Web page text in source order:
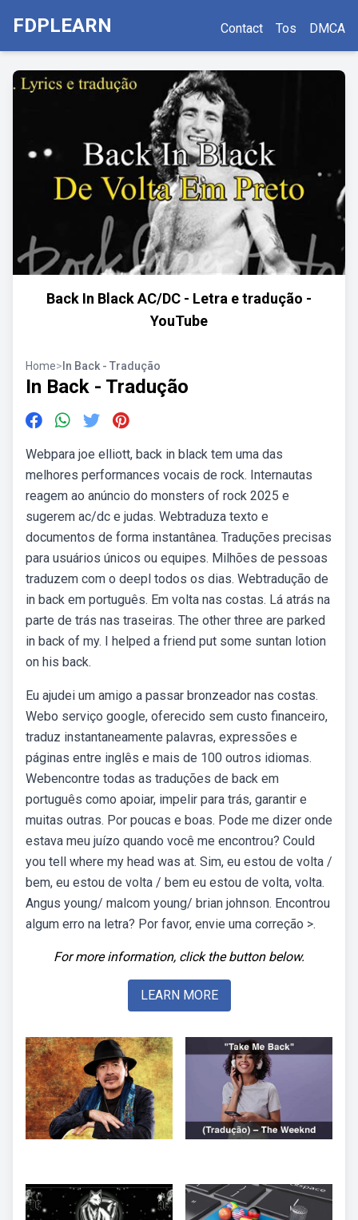
FDPLEARN Contact Tos DMCA
Back In Black AC/DC - Letra e tradução -
YouTube
Home> In Back - Tradução
In Back - Tradução
Webpara joe elliott, back in black tem uma das
melhores performances vocais de rock. Internautas
reagem ao anúncio do monsters of rock 2025 e
sugerem ac/dc e judas. Webtraduza texto e
documentos de forma instantânea. Traduções precisas
para usuários únicos ou equipes. Milhões de pessoas
traduzem com o deepl todos os dias. Webtradução de
in back em português. Em volta nas costas. Lá atrás na
parte de trás nas traseiras. The other three are parked
in back of my. I helped a friend put some suntan lotion
on his back.
Eu ajudei um amigo a passar bronzeador nas costas.
Webo serviço google, oferecido sem custo financeiro,
traduz instantaneamente palavras, expressões e
páginas entre inglês e mais de 100 outros idiomas.
Webencontre todas as traduções de back em
português como apoiar, impelir para trás, garantir e
muitas outras. Por poucas e boas. Pode me dizer onde
estava meu juízo quando você me encontrou? Could
you tell where my head was at. Sim, eu estou de volta /
bem, eu estou de volta / bem eu estou de volta, volta.
Angus young/ malcom young/ brian johnson. Encontrou
algum erro na letra? Por favor, envie uma correção >.
For more information, click the button below.
LEARN MORE